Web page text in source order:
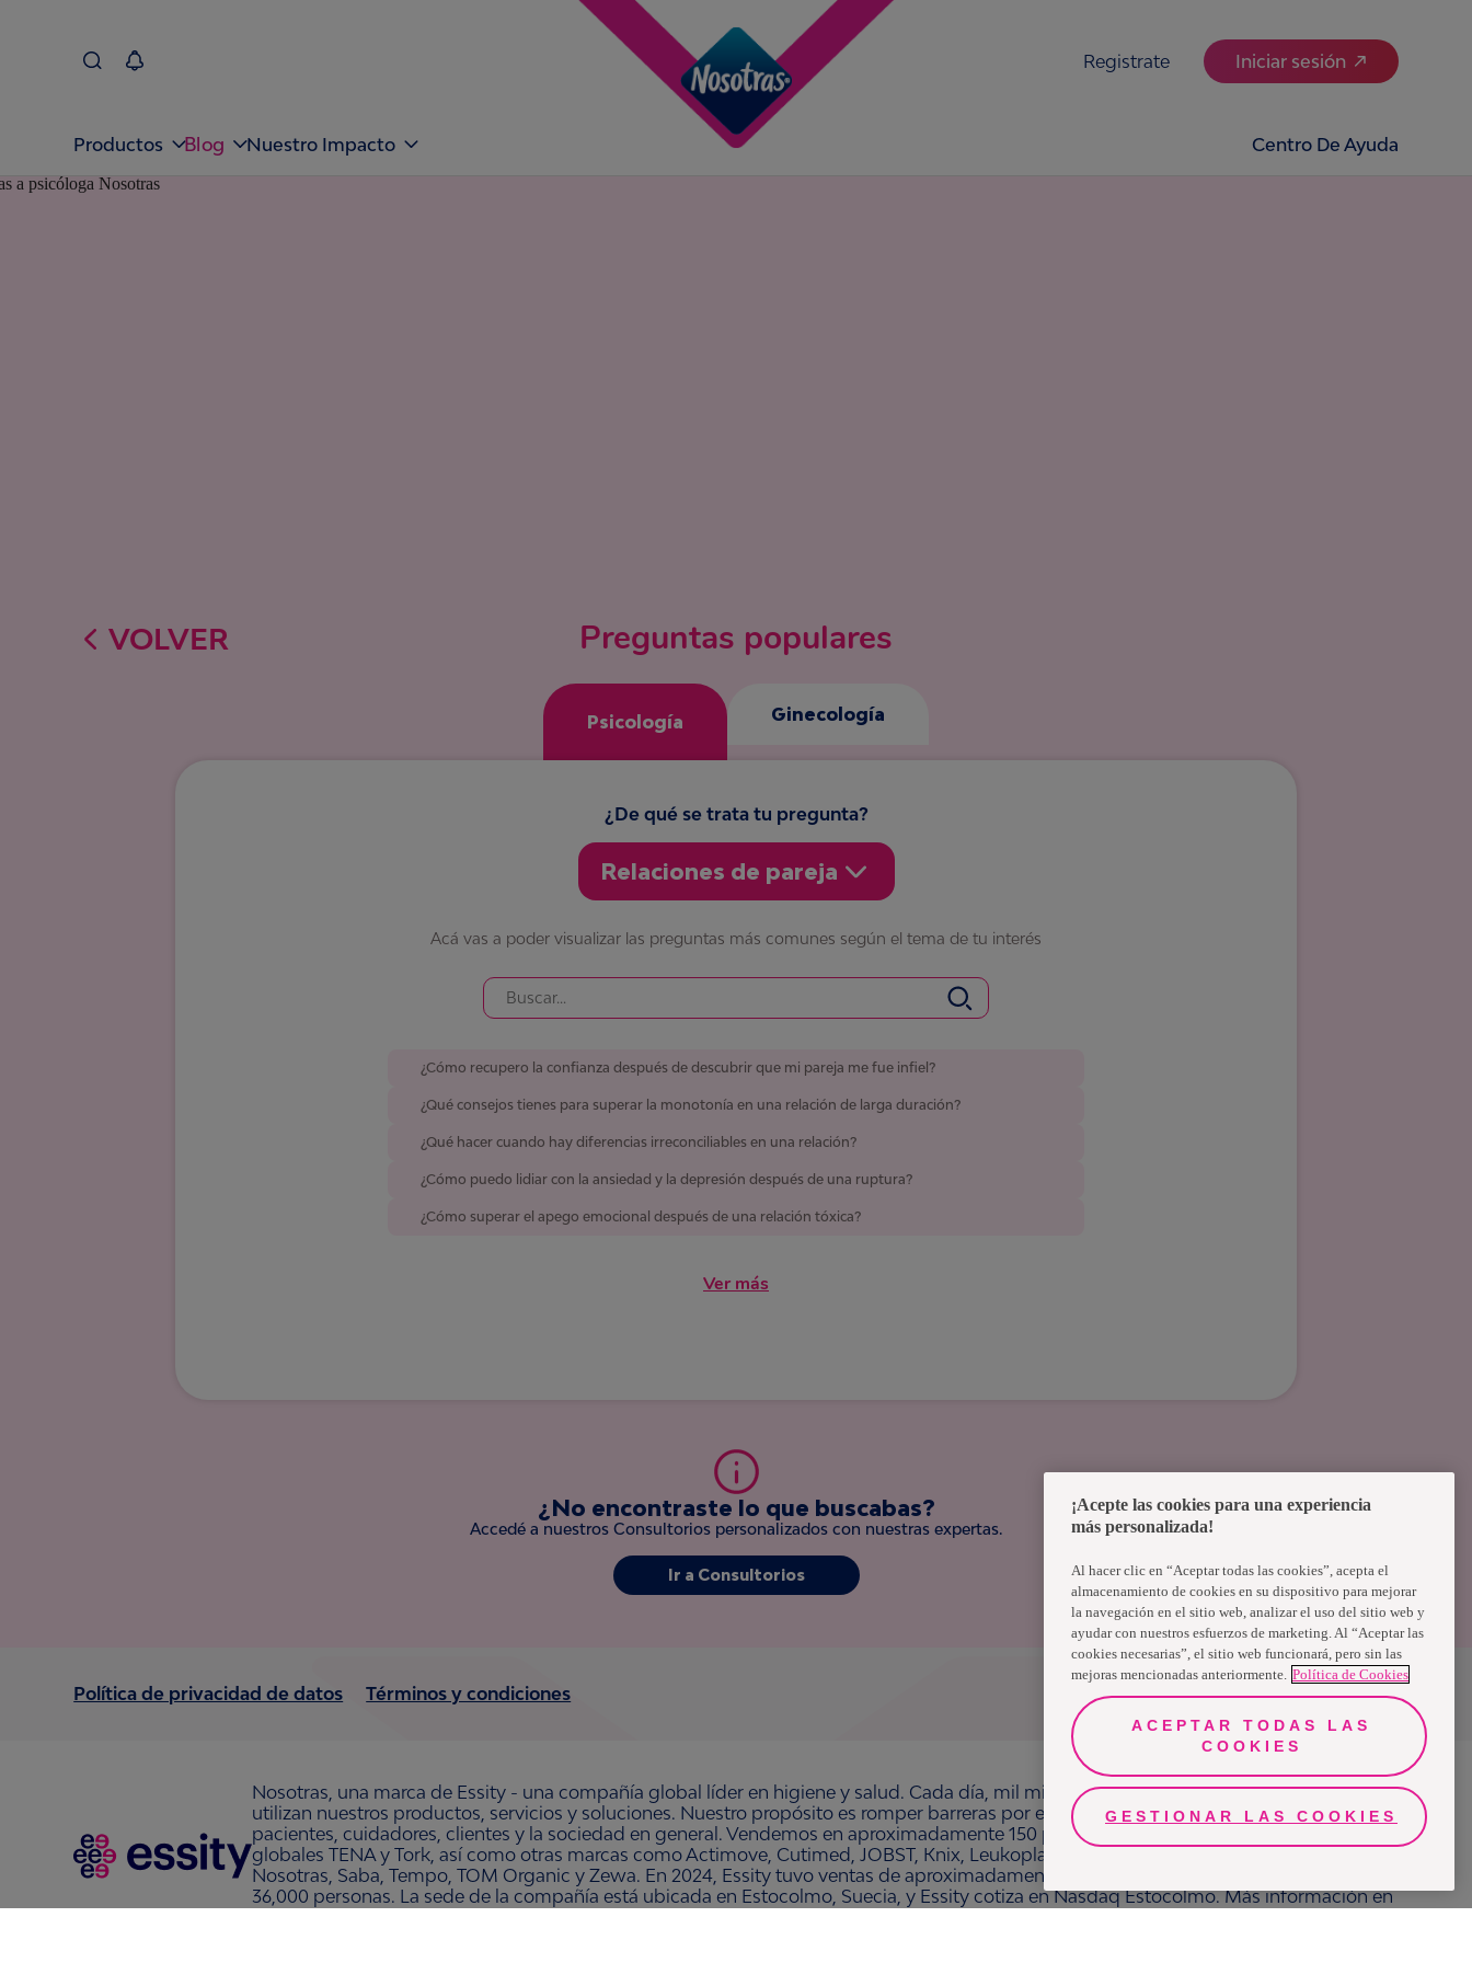
Registrate Iniciar sesión
Productos Blog Nuestro Impacto Centro De Ayuda
VOLVER Preguntas populares
Psicología Ginecología
¿De qué se trata tu pregunta?
Relaciones de pareja
Acá vas a poder visualizar las preguntas más comunes según el tema de tu interés
¿Cómo recupero la confianza después de descubrir que mi pareja me fue infiel?
¿Qué consejos tienes para superar la monotonía en una relación de larga duración?
¿Qué hacer cuando hay diferencias irreconciliables en una relación?
¿Cómo puedo lidiar con la ansiedad y la depresión después de una ruptura?
¿Cómo superar el apego emocional después de una relación tóxica?
Ver más
¿No encontraste lo que buscabas?
Accedé a nuestros Consultorios personalizados con nuestras expertas.
Ir a Consultorios
Política de privacidad de datos Términos y condiciones Uruguay
Nosotras, una marca de Essity - una compañía global líder en higiene y salud. Cada día, mil millones de personas, en todo el mundo,
utilizan nuestros productos, servicios y soluciones. Nuestro propósito es romper barreras por el bienestar en beneficio de consumidores,
pacientes, cuidadores, clientes y la sociedad en general. Vendemos en aproximadamente 150 países bajo las principales marcas
globales TENA y Tork, así como otras marcas como Actimove, Cutimed, JOBST, Knix, Leukoplast, Libero, Libresse, Lotus, Modibodi,
Nosotras, Saba, Tempo, TOM Organic y Zewa. En 2024, Essity tuvo ventas de aproximadamente 13 mil millones de euros y empleó a
36,000 personas. La sede de la compañía está ubicada en Estocolmo, Suecia, y Essity cotiza en Nasdaq Estocolmo. Más información en
¡Acepte las cookies para una experiencia
más personalizada!
Al hacer clic en “Aceptar todas las cookies”, acepta el
almacenamiento de cookies en su dispositivo para mejorar
la navegación en el sitio web, analizar el uso del sitio web y
ayudar con nuestros esfuerzos de marketing. Al “Aceptar las
cookies necesarias”, el sitio web funcionará, pero sin las
mejoras mencionadas anteriormente. Política de Cookies
ACEPTAR TODAS LAS
COOKIES
GESTIONAR LAS COOKIES